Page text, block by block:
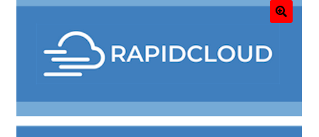
FileJoker
Depositfiles